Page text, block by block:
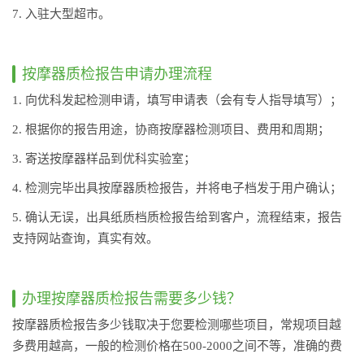
7. 入驻大型超市。
按摩器质检报告申请办理流程
1. 向优科发起检测申请，填写申请表（会有专人指导填写）；
2. 根据你的报告用途，协商按摩器检测项目、费用和周期；
3. 寄送按摩器样品到优科实验室；
4. 检测完毕出具按摩器质检报告，并将电子档发于用户确认；
5. 确认无误，出具纸质档质检报告给到客户，流程结束，报告
支持网站查询，真实有效。
办理按摩器质检报告需要多少钱？
按摩器质检报告多少钱取决于您要检测哪些项目，常规项目越
多费用越高，一般的检测价格在500-2000之间不等，准确的费